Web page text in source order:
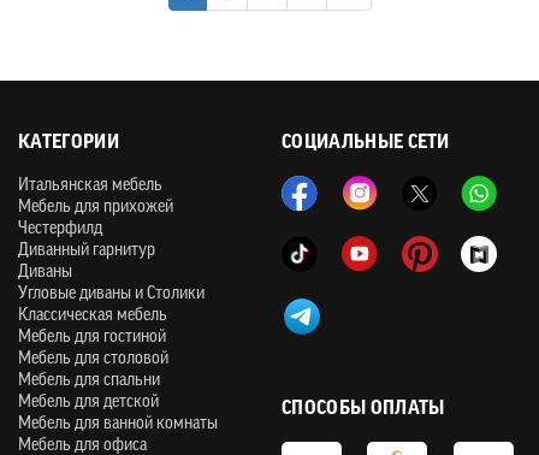
СОЦИАЛЬНЫЕ СЕТИ
КАТЕГОРИИ
Итальянская мебель
Мебель для прихожей
Честерфилд
Диванный гарнитур
Диваны
Угловые диваны и Столики
Классическая мебель
Мебель для гостиной
Мебель для столовой
Мебель для спальни
Мебель для детской
Мебель для ванной комнаты
Мебель для офиса
СПОСОБЫ ОПЛАТЫ